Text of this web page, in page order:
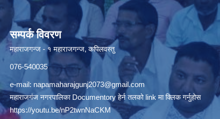
सम्पर्क विवरण
महाराजगन्ज - १ महाराजगन्ज, कपिलवस्तु
076-540035
e-mail: napamaharajgunj2073@gmail.com
महाराजगंज नगरपालिका Documentory हेर्न तलको link मा क्लिक गर्नुहोस
https://youtu.be/nP2twnNaCKM